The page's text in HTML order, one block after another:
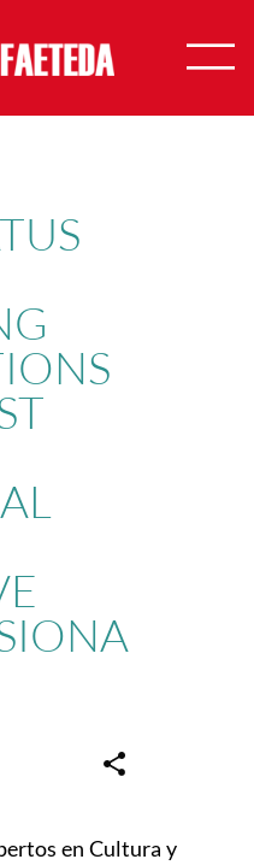
en Cultura y